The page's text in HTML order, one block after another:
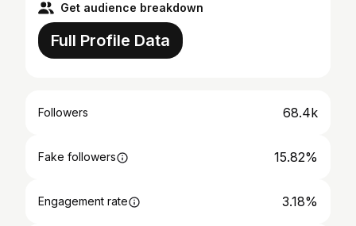
Get audience breakdown
Full Profile Data
Followers 68.4k
Fake followers 15.82%
Engagement rate 3.18%